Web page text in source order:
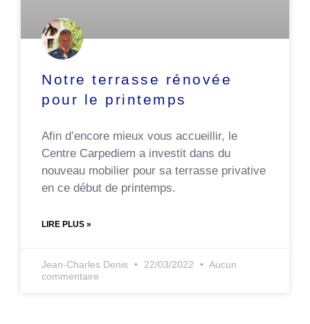
Notre terrasse rénovée
pour le printemps
Afin d’encore mieux vous accueillir, le
Centre Carpediem a investit dans du
nouveau mobilier pour sa terrasse privative
en ce début de printemps.
LIRE PLUS »
Jean-Charles Denis 22/03/2022
Aucun
commentaire